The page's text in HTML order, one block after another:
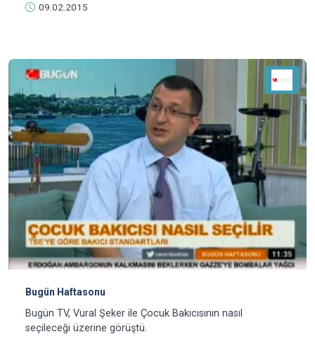
09.02.2015
Bugün Haftasonu
Bugün TV, Vural Şeker ile Çocuk Bakıcısının nasıl
seçileceği üzerine görüştü.